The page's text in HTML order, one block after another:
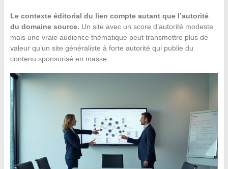
Le contexte éditorial du lien compte autant que l’autorité
du domaine source. Un site avec un score d’autorité modeste
mais une vraie audience thématique peut transmettre plus de
valeur qu’un site généraliste à forte autorité qui publie du
contenu sponsorisé en masse.